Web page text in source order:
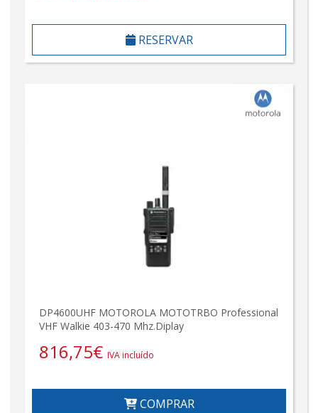
RESERVAR
DP4600UHF MOTOROLA MOTOTRBO Professional
VHF Walkie 403-470 Mhz.Diplay
816,75€ IVA incluído
COMPRAR